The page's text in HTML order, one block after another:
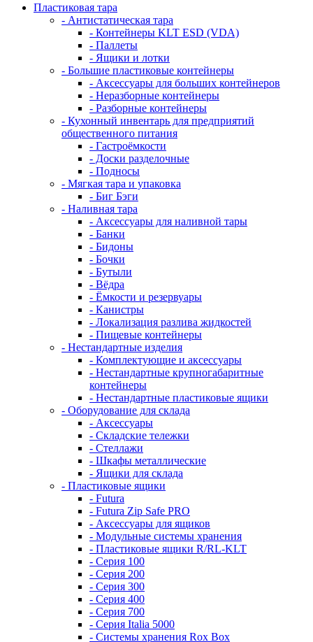
Пластиковая тара
- Антистатическая тара
- Контейнеры KLT ESD (VDA)
- Паллеты
- Ящики и лотки
- Большие пластиковые контейнеры
- Аксессуары для больших контейнеров
- Неразборные контейнеры
- Разборные контейнеры
- Кухонный инвентарь для предприятий
общественного питания
- Гастроёмкости
- Доски разделочные
- Подносы
- Мягкая тара и упаковка
- Биг Бэги
- Наливная тара
- Аксессуары для наливной тары
- Банки
- Бидоны
- Бочки
- Бутыли
- Вёдра
- Ёмкости и резервуары
- Канистры
- Локализация разлива жидкостей
- Пищевые контейнеры
- Нестандартные изделия
- Комплектующие и аксессуары
- Нестандартные крупногабаритные
контейнеры
- Нестандартные пластиковые ящики
- Оборудование для склада
- Аксессуары
- Складские тележки
- Стеллажи
- Шкафы металлические
- Ящики для склада
- Пластиковые ящики
- Futura
- Futura Zip Safe PRO
- Аксессуары для ящиков
- Модульные системы хранения
- Пластиковые ящики R/RL-KLT
- Серия 100
- Серия 200
- Серия 300
- Серия 400
- Серия 700
- Серия Italia 5000
- Системы хранения Rox Box